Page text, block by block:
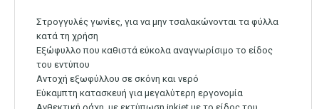
Στρογγυλές γωνίες, για να μην τσαλακώνονται τα φύλλα
κατά τη χρήση
Εξώφυλλο που καθιστά εύκολα αναγνωρίσιμο το είδος
του εντύπου
Αντοχή εξωφύλλου σε σκόνη και νερό
Εύκαμπτη κατασκευή για μεγαλύτερη εργονομία